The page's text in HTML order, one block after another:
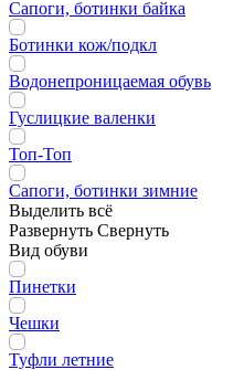
Сапоги, ботинки байка
Ботинки кож/подкл
Водонепроницаемая обувь
Гуслицкие валенки
Топ-Топ
Сапоги, ботинки зимние
Выделить всё
Развернуть Свернуть
Вид обуви
Пинетки
Чешки
Туфли летние